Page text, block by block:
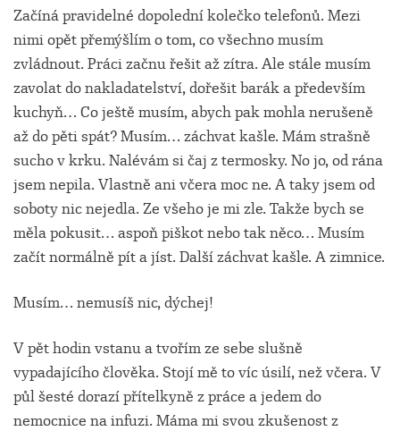
Začíná pravidelné dopolední kolečko telefonů. Mezi
nimi opět přemýšlím o tom, co všechno musím
zvládnout. Práci začnu řešit až zítra. Ale stále musím
zavolat do nakladatelství, dořešit barák a především
kuchyň… Co ještě musím, abych pak mohla nerušeně
až do pěti spát? Musím… záchvat kašle. Mám strašně
sucho v krku. Nalévám si čaj z termosky. No jo, od rána
jsem nepila. Vlastně ani včera moc ne. A taky jsem od
soboty nic nejedla. Ze všeho je mi zle. Takže bych se
měla pokusit… aspoň piškot nebo tak něco… Musím
začít normálně pít a jíst. Další záchvat kašle. A zimnice.
Musím… nemusíš nic, dýchej!
V pět hodin vstanu a tvořím ze sebe slušně
vypadajícího člověka. Stojí mě to víc úsilí, než včera. V
půl šesté dorazí přítelkyně z práce a jedem do
nemocnice na infuzi. Máma mi svou zkušenost z